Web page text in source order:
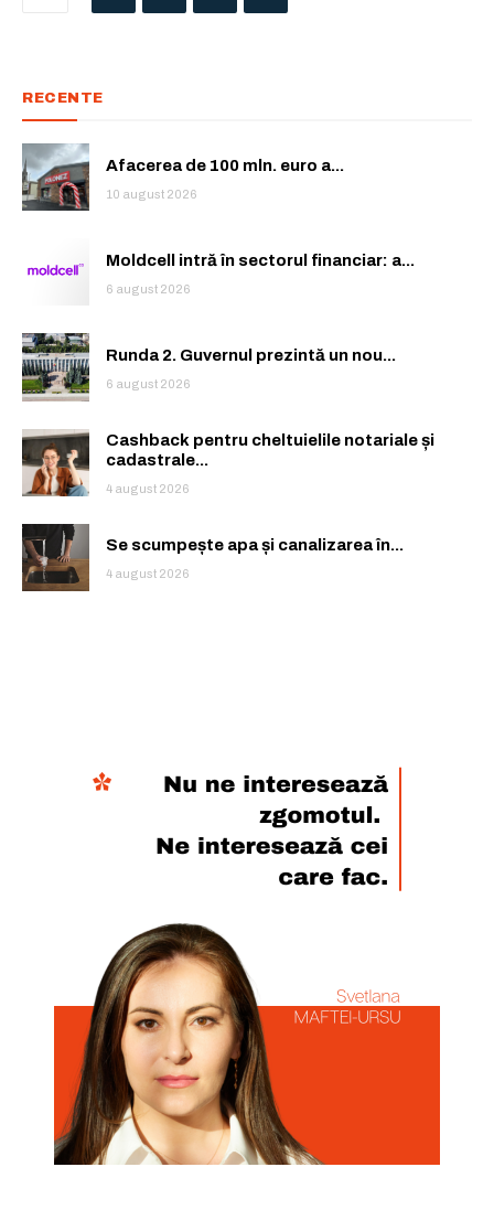
RECENTE
Afacerea de 100 mln. euro a...
10 august 2026
Moldcell intră în sectorul financiar: a...
6 august 2026
Runda 2. Guvernul prezintă un nou...
6 august 2026
Cashback pentru cheltuielile notariale și
cadastrale...
4 august 2026
Se scumpește apa și canalizarea în...
4 august 2026